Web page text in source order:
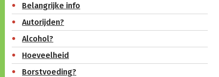
Belangrijke info
Autorijden?
Alcohol?
Hoeveelheid
Borstvoeding?